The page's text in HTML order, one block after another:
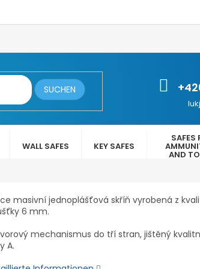
dveří
SUCHEN
WALL SAFES KEY SAFES
SAFES
AND
masivní jednoplášťová skříň vyrobená z
6 mm.
mechanismus do tří stran, jištěný
A.